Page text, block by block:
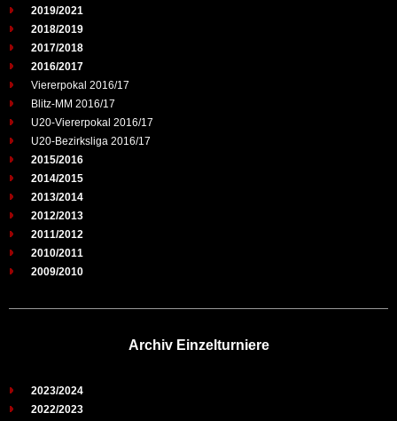
2019/2021
2018/2019
2017/2018
2016/2017
Viererpokal 2016/17
Blitz-MM 2016/17
U20-Viererpokal 2016/17
U20-Bezirksliga 2016/17
2015/2016
2014/2015
2013/2014
2012/2013
2011/2012
2010/2011
2009/2010
Archiv Einzelturniere
2023/2024
2022/2023